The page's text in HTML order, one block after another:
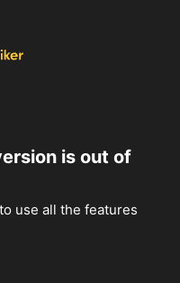
is out of
use all the features